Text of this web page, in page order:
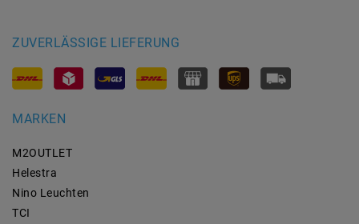
ZUVERLÄSSIGE LIEFERUNG
MARKEN
M2OUTLET
Helestra
Nino Leuchten
TCI